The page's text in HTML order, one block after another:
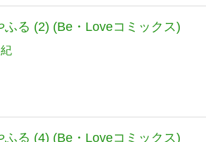
ふる (2) (Be・Loveコミックス)
ふる (4) (Be・Loveコミックス)